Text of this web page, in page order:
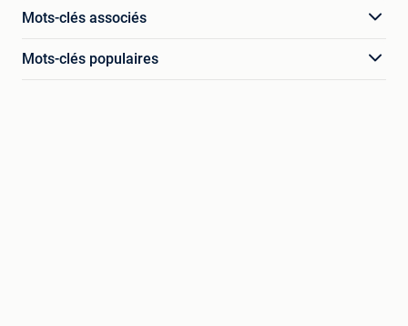
Mots-clés associés
Mots-clés populaires